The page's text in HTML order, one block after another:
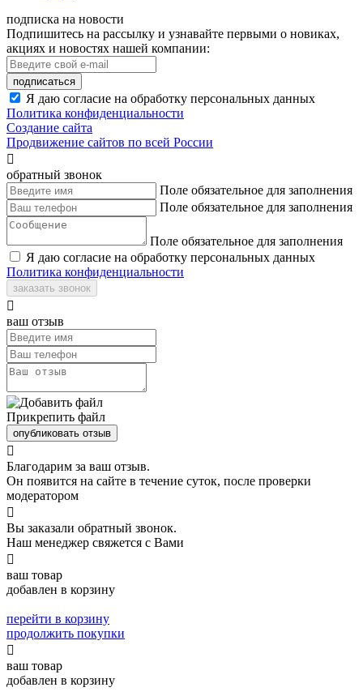
подписка на новости
Подпишитесь на рассылку и узнавайте первыми о новиках,
акциях и новостях нашей компании:
подписаться
Я даю согласие на обработку персональных данных
Политика конфиденциальности
Создание сайта
Продвижение сайтов по всей России

обратный звонок
Поле обязательное для заполнения
Поле обязательное для заполнения
Поле обязательное для заполнения
Я даю согласие на обработку персональных данных
Политика конфиденциальности
заказать звонок

ваш отзыв
Прикрепить файл
опубликовать отзыв

Благодарим за ваш отзыв.
Он появится на сайте в течение суток, после проверки
модератором

Вы заказали обратный звонок.
Наш менеджер свяжется с Вами

ваш товар
добавлен в корзину
перейти в корзину
продолжить покупки

ваш товар
добавлен в корзину